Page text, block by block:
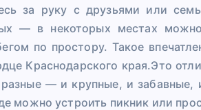
за руку с друзьями или
— в некоторых местах
по простору. Такое
Краснодарского края.Это
— и крупные, и
можно устроить пикник или